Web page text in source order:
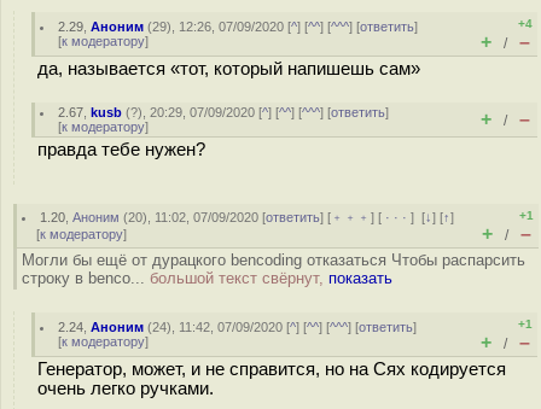
2.29 ,Аноним (29), 12:26, 07/09/2020 [^] [^^] [^^^] [ответить]
[к модератору]
+4
+ / –
да, называется «тот, который напишешь сам»
2.67 ,kusb (?), 20:29, 07/09/2020 [^] [^^] [^^^] [ответить]
[к модератору] + / –
правда тебе нужен?
1.20 ,Аноним (20), 11:02, 07/09/2020 [ответить] [ ﹢﹢﹢] [ · · ·][↓] [↑]
[к модератору]
+1
+ / –
Могли бы ещё от дурацкого bencoding отказаться Чтобы распарсить
строку в benco... большой текст свёрнут, показать
2.24 ,Аноним (24), 11:42, 07/09/2020 [^] [^^] [^^^] [ответить]
[к модератору]
+1
+ / –
Генератор, может, и не справится, но на Сях кодируется
очень легко ручками.